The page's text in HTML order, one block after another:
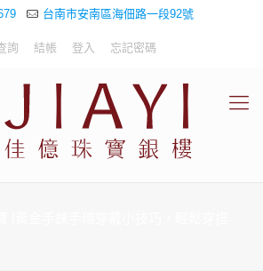
台南市安南區海佃路一段92號
詢 結帳 登入 忘記密碼